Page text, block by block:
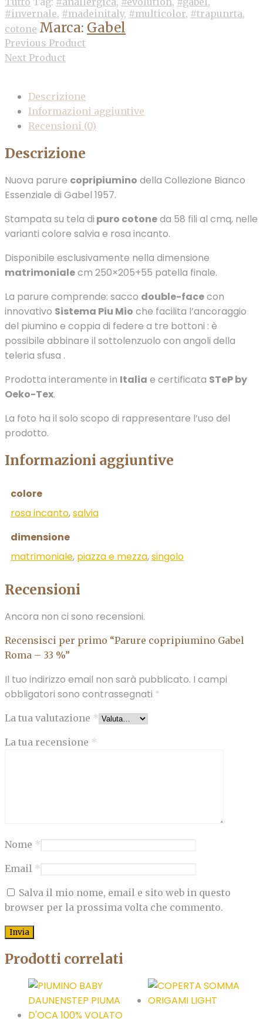
#invernale, #madeinitaly, #multicolor, #trapunrta,
cotone Marca: Gabel
Previous Product
Next Product
Descrizione
Informazioni aggiuntive
Recensioni (0)
Descrizione
Nuova parure copripiumino della Collezione Bianco
Essenziale di Gabel 1957.
Stampata su tela di puro cotoneda 58 fili al cmq, nelle
varianti colore salvia e rosa incanto.
Disponibile esclusivamente nella dimensione
matrimonialecm 250×205+55 patella finale.
La parure comprende: sacco double-facecon
innovativo Sistema Piu Mio che facilita l’ancoraggio
del piumino e coppia di federe a tre bottoni : è
possibile abbinare il sottolenzuolo con angoli della
teleria sfusa .
Prodotta interamente in Italia e certificata STeP by
Oeko-Tex.
La foto ha il solo scopo di rappresentare l’uso del
prodotto.
Informazioni aggiuntive
colore
rosa incanto,salvia
dimensione
matrimoniale, piazza e mezza,singolo
Recensioni
Ancora non ci sono recensioni.
Recensisci per primo “Parure copripiumino Gabel
Roma – 33 %”
Il tuo indirizzo email non sarà pubblicato. I campi
obbligatori sono contrassegnati *
La tua valutazione *
La tua recensione *
Nome *
Email *
Salva il mio nome, email e sito web in questo
browser per la prossima volta che commento.
Prodotti correlati